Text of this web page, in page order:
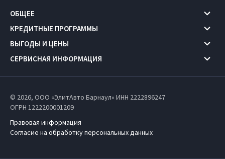
ОБЩЕЕ
КРЕДИТНЫЕ ПРОГРАММЫ
ВЫГОДЫ И ЦЕНЫ
СЕРВИСНАЯ ИНФОРМАЦИЯ
© 2026, ООО «ЭлитАвто Барнаул» ИНН 2222896247
ОГРН 1222200001209
Правовая информация
Согласие на обработку персональных данных